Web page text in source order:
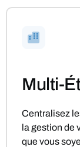
Multi-
Centralisez
la gestion de
que vous